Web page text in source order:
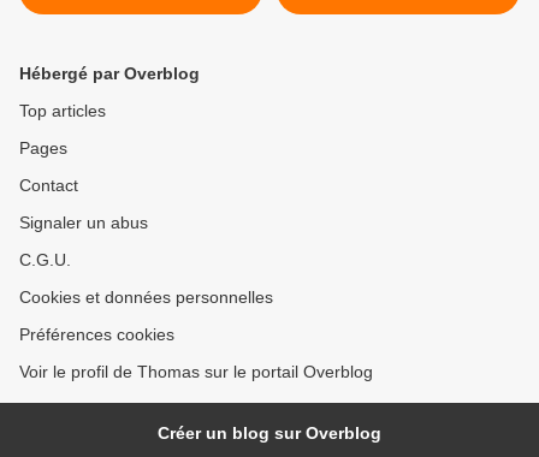
Hébergé par Overblog
Top articles
Pages
Contact
Signaler un abus
C.G.U.
Cookies et données personnelles
Préférences cookies
Voir le profil de Thomas sur le portail Overblog
Créer un blog sur Overblog